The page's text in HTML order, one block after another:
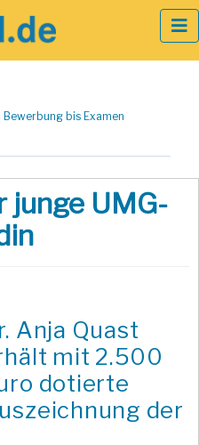
bis Examen
junge UMG-
Anja Quast
mit 2.500
dotierte
der